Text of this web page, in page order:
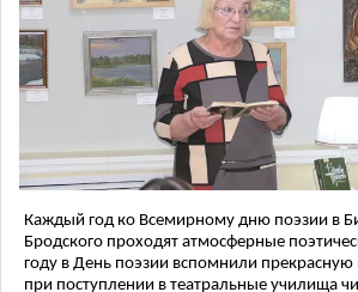
Каждый год ко Всемирному дню поэзии в
Бродского проходят атмосферные
году в День поэзии вспомнили прекрасную
при поступлении в театральные училища